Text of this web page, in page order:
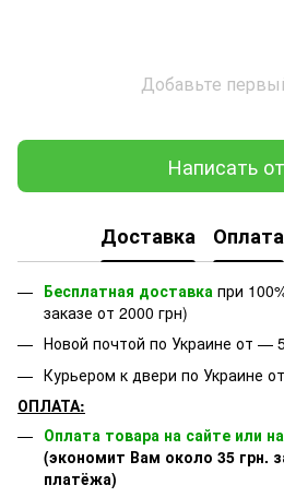
Добавьте
Написать
Доставка Оплата
Бесплатная доставка при
заказе от 2000 грн)
Новой почтой по Украине от —
Курьером к двери по Украине
ОПЛАТА:
Оплата товара на сайте или
(экономит Вам около 35 грн.
платёжа)